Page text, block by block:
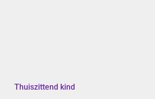
Thuiszittend kind